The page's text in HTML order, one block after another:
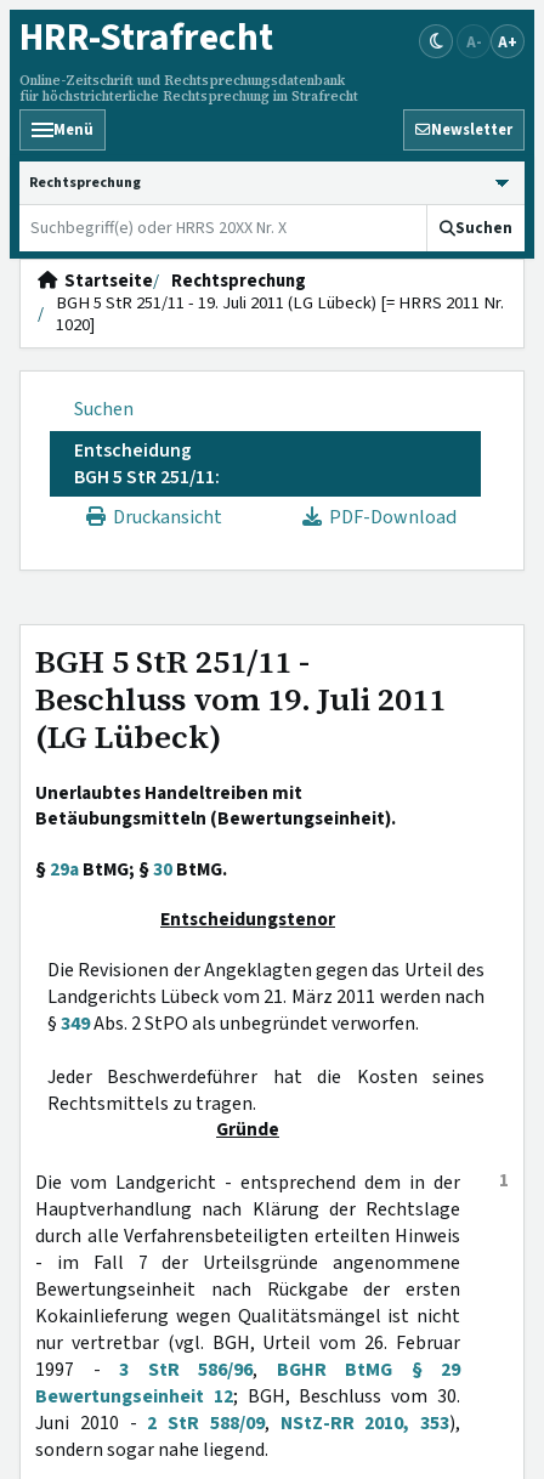
HRR-Strafrecht
Online-Zeitschrift und Rechtsprechungsdatenbank
für höchstrichterliche Rechtsprechung im Strafrecht
A- A+
Menü Newsletter
HRRS durchsuchen
Suchen
Startseite
Rechtsprechung
BGH 5 StR 251/11 - 19. Juli 2011 (LG Lübeck) [= HRRS 2011 Nr.
1020]
Suchen
Entscheidung
BGH 5 StR 251/11:
Druckansicht
PDF-Download
BGH 5 StR 251/11 -
Beschluss vom 19. Juli 2011
(LG Lübeck)
Unerlaubtes Handeltreiben mit
Betäubungsmitteln (Bewertungseinheit).
§29aBtMG; §30BtMG.
Entscheidungstenor
Die Revisionen der Angeklagten gegen das Urteil des
Landgerichts Lübeck vom 21. März 2011 werden nach
§349Abs. 2 StPO als unbegründet verworfen.
Jeder Beschwerdeführer hat die Kosten seines
Rechtsmittels zu tragen.
Gründe
1
Die vom Landgericht - entsprechend dem in der
Hauptverhandlung nach Klärung der Rechtslage
durch alle Verfahrensbeteiligten erteilten Hinweis
- im Fall 7 der Urteilsgründe angenommene
Bewertungseinheit nach Rückgabe der ersten
Kokainlieferung wegen Qualitätsmängel ist nicht
nur vertretbar (vgl. BGH, Urteil vom 26. Februar
1997 - 3 StR 586/96, BGHR BtMG § 29
Bewertungseinheit 12; BGH, Beschluss vom 30.
Juni 2010 - 2 StR 588/09, NStZ-RR 2010, 353),
sondern sogar nahe liegend.